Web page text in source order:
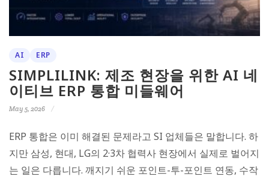
AI ERP
SIMPLILINK: 제조 현장을 위한 AI 네
이티브 ERP 통합 미들웨어
May 5, 2026
ERP 통합은 이미 해결된 문제라고 SI 업체들은 말합니다. 하
지만 삼성, 현대, LG의 2·3차 협력사 현장에서 실제로 벌어지
는 일은 다릅니다. 깨지기 쉬운 포인트-투-포인트 연동, 수작